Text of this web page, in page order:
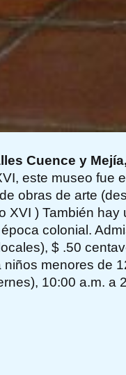
Cuence y
este museo fue
obras de arte
XVI ) También
colonial.
$ .50
menores de
10:00 a.m. a